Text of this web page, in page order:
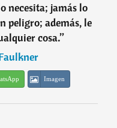
necesita; jamás lo
peligro; además, le
cosa.”
Imagen